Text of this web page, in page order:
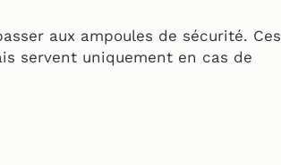
aux ampoules de sécurité. Ces
servent uniquement en cas de